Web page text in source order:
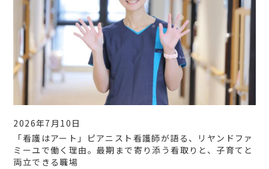
2026年7月10日
「看護はアート」ピアニスト看護師が語る、リヤンドファ
ミーユで働く理由。最期まで寄り添う看取りと、子育てと
両立できる職場